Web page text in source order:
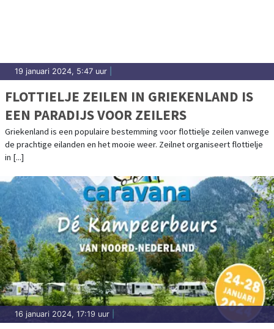
19 januari 2024, 5:47 uur
FLOTTIELJE ZEILEN IN GRIEKENLAND IS
EEN PARADIJS VOOR ZEILERS
Griekenland is een populaire bestemming voor flottielje zeilen vanwege
de prachtige eilanden en het mooie weer. Zeilnet organiseert flottielje
in [...]
16 januari 2024, 17:19 uur